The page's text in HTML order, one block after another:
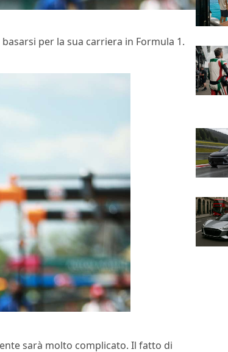
per la sua carriera in Formula 1.
sarà molto complicato. Il fatto di